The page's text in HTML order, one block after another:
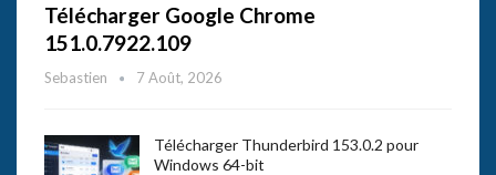
Télécharger Google Chrome
151.0.7922.109
Sebastien 7 Août, 2026
Télécharger Thunderbird 153.0.2 pour
Windows 64-bit